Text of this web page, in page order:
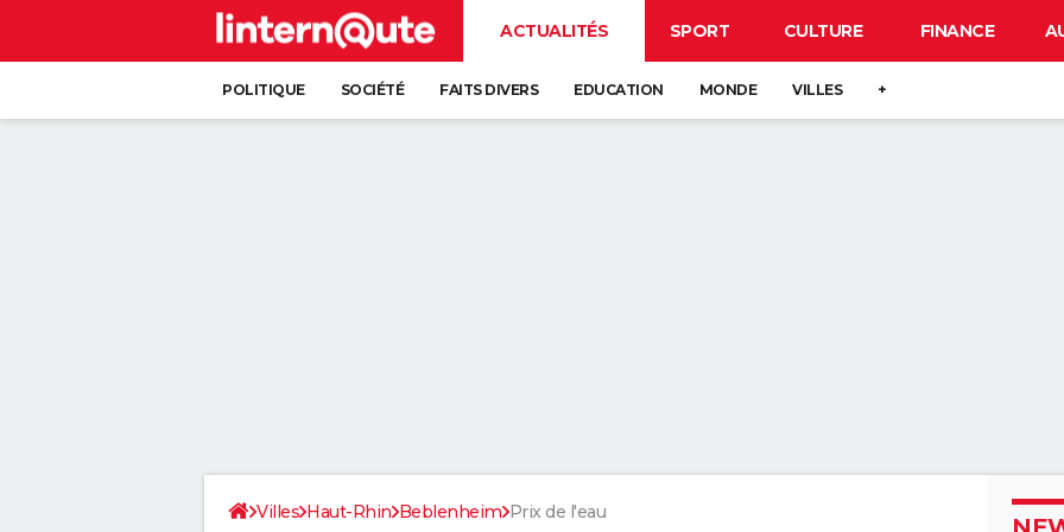
ACTUALITÉS SPORT CULTURE FINANCE
POLITIQUE SOCIÉTÉ FAITS DIVERS EDUCATION MONDE VILLES +
Villes Haut-Rhin Beblenheim Prix de l'eau